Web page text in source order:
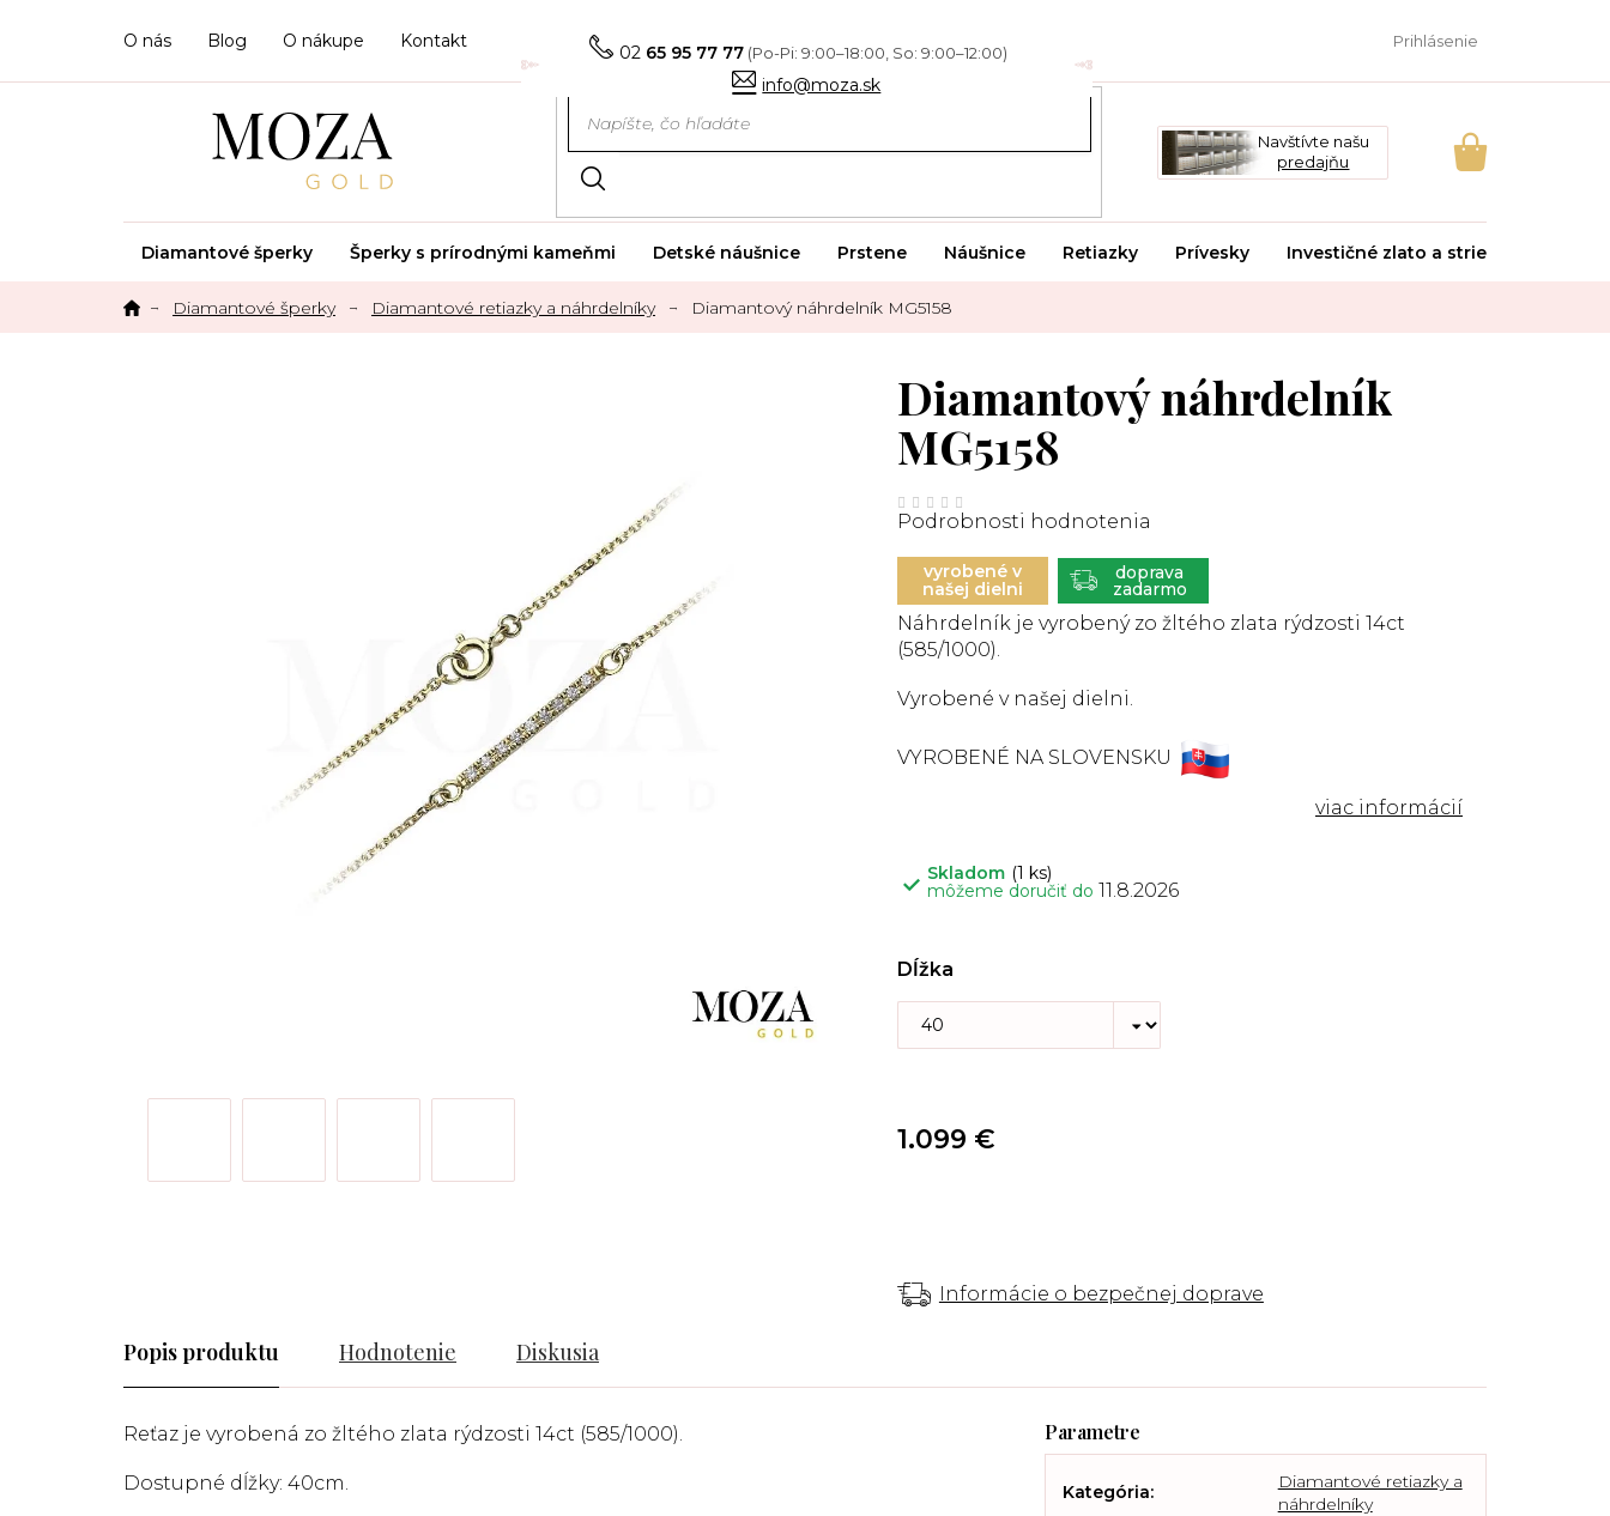
02 65 95 77 77
info@moza.sk
O nás Blog O nákupe Kontakt Prihlásenie
Navštívte našu
predajňu
NÁKUPNÝ
Diamantové šperky Šperky s prírodnými kameňmi Detské náušnice Prstene Náušnice Retiazky Prívesky Investičné zlato a striebro
Diamantové šperky Diamantové retiazky a náhrdelníky Diamantový náhrdelník MG5158
Skladom (1 ks)
môžeme doručiť do 11.8.2026
Dĺžka
Náhrdelník je vyrobený zo žltého zlata rýdzosti 14ct
(585/1000).
Vyrobené v našej dielni.
VYROBENÉ NA SLOVENSKU
Informácie o bezpečnej doprave
Diamantový náhrdelník
MG5158
Priemerné
hodnotenie
produktu
0,0
hviezdičiek.
Podrobnosti hodnotenia
vyrobené v
našej dielni
ZADARMO
1.099 €
Popis Hodnotenie Diskusia
Reťaz je vyrobená zo žltého zlata rýdzosti 14ct (585/1000).
Dostupné dĺžky: 40cm. Kategória:
Diamantové retiazky a
náhrdelníky